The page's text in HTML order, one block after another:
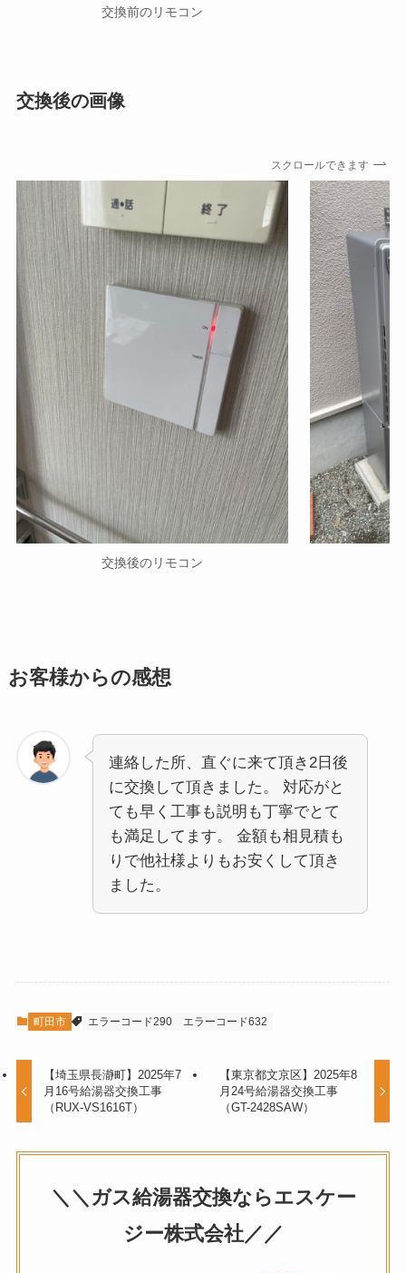
交換前のリモコン
交換後の画像
スクロールできます
交換後のリモコン
お客様からの感想
連絡した所、直ぐに来て頂き2日後
に交換して頂きました。 対応がと
ても早く工事も説明も丁寧でとて
も満足してます。 金額も相見積も
りで他社様よりもお安くして頂き
ました。
町田市 エラーコード290 エラーコード632
【埼玉県長瀞町】2025年7
月16号給湯器交換工事
（RUX-VS1616T）
【東京都文京区】2025年8
月24号給湯器交換工事
（GT-2428SAW）
＼＼ガス給湯器交換ならエスケー
ジー株式会社／／